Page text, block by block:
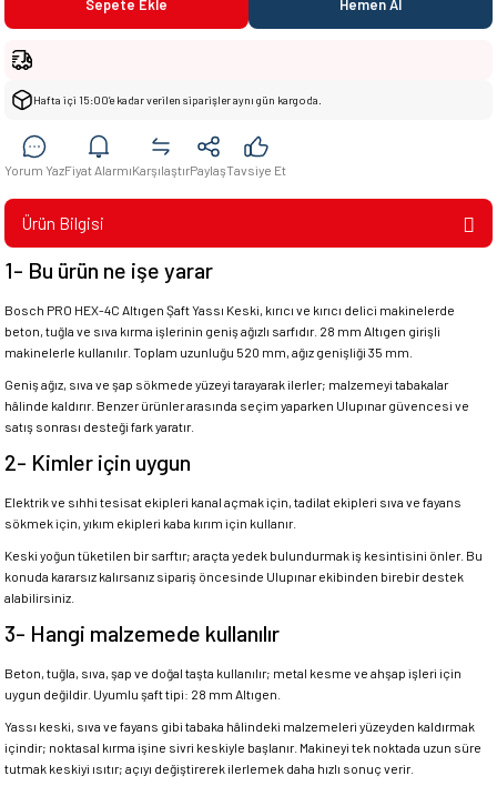
Sepete Ekle Hemen Al
Hafta içi 15:00’e kadar verilen siparişler aynı gün kargoda.
Yorum YazFiyat AlarmıKarşılaştırPaylaşTavsiye Et
Ürün Bilgisi
1- Bu ürün ne işe yarar
Bosch PRO HEX-4C Altıgen Şaft Yassı Keski, kırıcı ve kırıcı delici makinelerde
beton, tuğla ve sıva kırma işlerinin geniş ağızlı sarfıdır. 28 mm Altıgen girişli
makinelerle kullanılır. Toplam uzunluğu 520 mm, ağız genişliği 35 mm.
Geniş ağız, sıva ve şap sökmede yüzeyi tarayarak ilerler; malzemeyi tabakalar
hâlinde kaldırır. Benzer ürünler arasında seçim yaparken Ulupınar güvencesi ve
satış sonrası desteği fark yaratır.
2- Kimler için uygun
Elektrik ve sıhhi tesisat ekipleri kanal açmak için, tadilat ekipleri sıva ve fayans
sökmek için, yıkım ekipleri kaba kırım için kullanır.
Keski yoğun tüketilen bir sarftır; araçta yedek bulundurmak iş kesintisini önler. Bu
konuda kararsız kalırsanız sipariş öncesinde Ulupınar ekibinden birebir destek
alabilirsiniz.
3- Hangi malzemede kullanılır
Beton, tuğla, sıva, şap ve doğal taşta kullanılır; metal kesme ve ahşap işleri için
uygun değildir. Uyumlu şaft tipi: 28 mm Altıgen.
Yassı keski, sıva ve fayans gibi tabaka hâlindeki malzemeleri yüzeyden kaldırmak
içindir; noktasal kırma işine sivri keskiyle başlanır. Makineyi tek noktada uzun süre
tutmak keskiyi ısıtır; açıyı değiştirerek ilerlemek daha hızlı sonuç verir.